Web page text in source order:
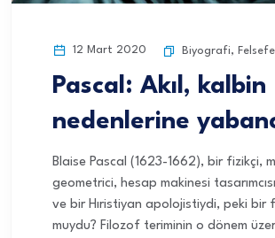
12 Mart 2020 Biyografi, Felsefe
Pascal: Akıl, kalbin
nedenlerine
Blaise Pascal (1623-1662), bir fizikçi,
geometrici, hesap makinesi
ve bir Hıristiyan apolojistiydi, peki bir
muydu? Filozof teriminin o dönem